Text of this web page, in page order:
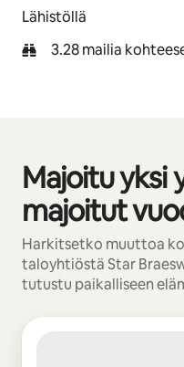
Lähistöllä
3.28 mailia
Majoitu yksi
majoitut
Harkitsetko muuttoa
taloyhtiöstä Star
tutustu paikalliseen
0/0 kohtaa näkyy